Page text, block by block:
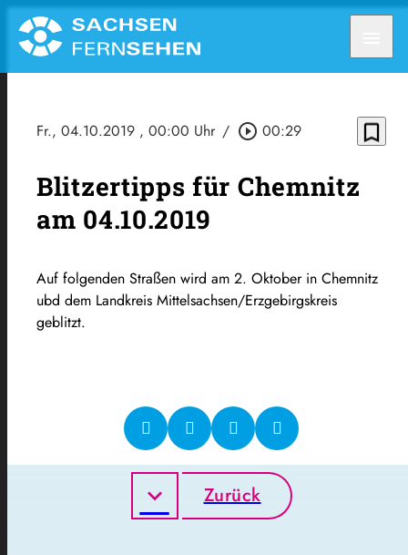
Fr., 04.10.2019 , 00:00 Uhr / play_circle_outline 00:29 bookmark_border
Blitzertipps für Chemnitz
am 04.10.2019
Auf folgenden Straßen wird am 2. Oktober in Chemnitz
ubd dem Landkreis Mittelsachsen/Erzgebirgskreis
geblitzt.
Zurück